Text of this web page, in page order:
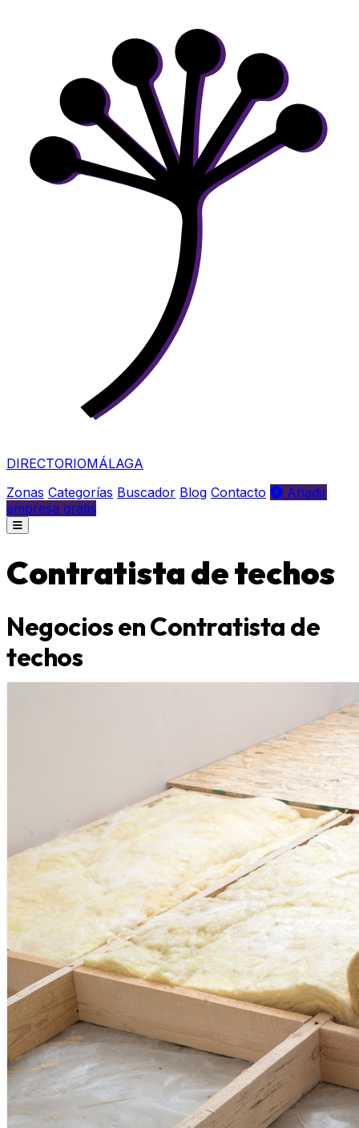
DIRECTORIOMÁLAGA
Zonas Categorías Buscador Blog Contacto
Añadir
empresa gratis
Contratista de techos
Negocios en Contratista de
techos